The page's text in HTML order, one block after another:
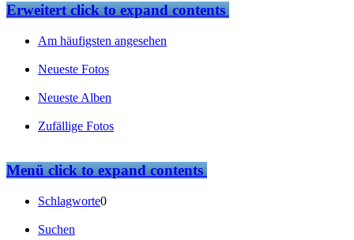
Erweitertclick to expand contents
Am häufigsten angesehen
Neueste Fotos
Neueste Alben
Zufällige Fotos
Menüclick to expand contents
Schlagworte0
Suchen